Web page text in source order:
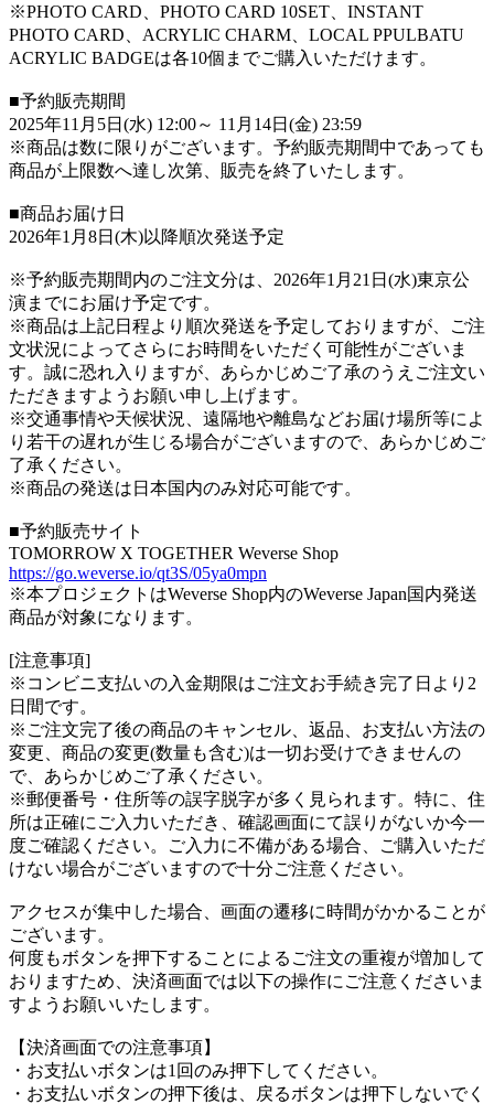
※PHOTO CARD、PHOTO CARD 10SET、INSTANT
PHOTO CARD、ACRYLIC CHARM、LOCAL PPULBATU
ACRYLIC BADGEは各10個までご購入いただけます。
■予約販売期間
2025年11月5日(水) 12:00～ 11月14日(金) 23:59
※商品は数に限りがございます。予約販売期間中であっても
商品が上限数へ達し次第、販売を終了いたします。
■商品お届け日
2026年1月8日(木)以降順次発送予定
※予約販売期間内のご注文分は、2026年1月21日(水)東京公
演までにお届け予定です。
※商品は上記日程より順次発送を予定しておりますが、ご注
文状況によってさらにお時間をいただく可能性がございま
す。誠に恐れ入りますが、あらかじめご了承のうえご注文い
ただきますようお願い申し上げます。
※交通事情や天候状況、遠隔地や離島などお届け場所等によ
り若干の遅れが生じる場合がございますので、あらかじめご
了承ください。
※商品の発送は日本国内のみ対応可能です。
■予約販売サイト
TOMORROW X TOGETHER Weverse Shop
https://go.weverse.io/qt3S/05ya0mpn
※本プロジェクトはWeverse Shop内のWeverse Japan国内発送
商品が対象になります。
[注意事項]
※コンビニ支払いの入金期限はご注文お手続き完了日より2
日間です。
※ご注文完了後の商品のキャンセル、返品、お支払い方法の
変更、商品の変更(数量も含む)は一切お受けできませんの
で、あらかじめご了承ください。
※郵便番号・住所等の誤字脱字が多く見られます。特に、住
所は正確にご入力いただき、確認画面にて誤りがないか今一
度ご確認ください。ご入力に不備がある場合、ご購入いただ
けない場合がございますので十分ご注意ください。
アクセスが集中した場合、画面の遷移に時間がかかることが
ございます。
何度もボタンを押下することによるご注文の重複が増加して
おりますため、決済画面では以下の操作にご注意くださいま
すようお願いいたします。
【決済画面での注意事項】
・お支払いボタンは1回のみ押下してください。
・お支払いボタンの押下後は、戻るボタンは押下しないでく